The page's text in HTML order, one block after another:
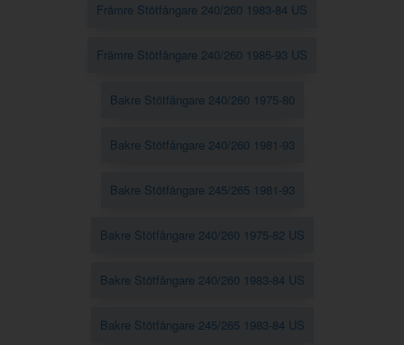
Främre Stötfångare 240/260 1983-84 US
Främre Stötfångare 240/260 1985-93 US
Bakre Stötfångare 240/260 1975-80
Bakre Stötfångare 240/260 1981-93
Bakre Stötfångare 245/265 1981-93
Bakre Stötfångare 240/260 1975-82 US
Bakre Stötfångare 240/260 1983-84 US
Bakre Stötfångare 245/265 1983-84 US